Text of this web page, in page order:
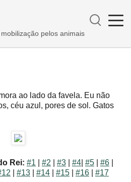
pelos animais
ao lado da favela. Eu não
céu azul, pores de sol. Gatos
Rei: #1 #2 #3 #4 #5 #6
#13 #14 #15 #16 #17